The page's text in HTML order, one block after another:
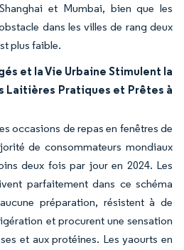
et Mumbai, bien que les
dans les villes de rang deux
plus faible.
et la Vie Urbaine Stimulent la
Laitières Pratiques et Prêtes à
occasions de repas en fenêtres de
de consommateurs mondiaux
deux fois par jour en 2024. Les
parfaitement dans ce schéma
préparation, résistent à de
et procurent une sensation
et aux protéines. Les yaourts en